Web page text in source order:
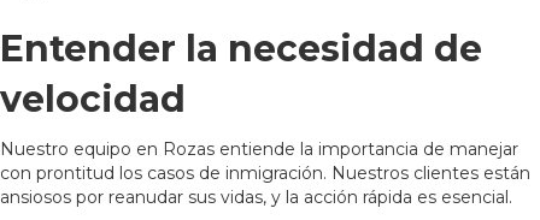
Entender la necesidad de
velocidad
Nuestro equipo en Rozas entiende la importancia de manejar
con prontitud los casos de inmigración. Nuestros clientes están
ansiosos por reanudar sus vidas, y la acción rápida es esencial.